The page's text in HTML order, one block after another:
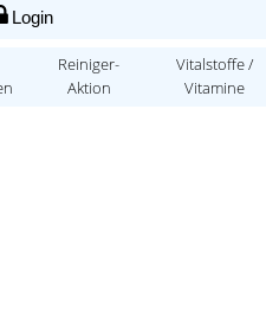
Login
Reiniger-
Aktion
Vitalstoffe /
Vitamine